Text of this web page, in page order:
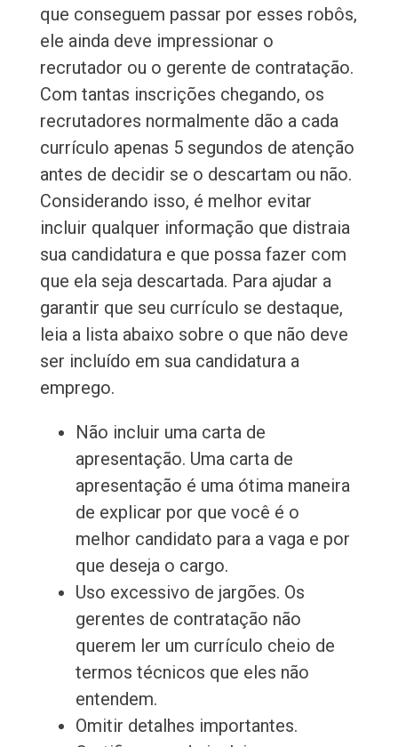
que conseguem passar por esses robôs,
ele ainda deve impressionar o
recrutador ou o gerente de contratação.
Com tantas inscrições chegando, os
recrutadores normalmente dão a cada
currículo apenas 5 segundos de atenção
antes de decidir se o descartam ou não.
Considerando isso, é melhor evitar
incluir qualquer informação que distraia
sua candidatura e que possa fazer com
que ela seja descartada. Para ajudar a
garantir que seu currículo se destaque,
leia a lista abaixo sobre o que não deve
ser incluído em sua candidatura a
emprego.
Não incluir uma carta de
apresentação. Uma carta de
apresentação é uma ótima maneira
de explicar por que você é o
melhor candidato para a vaga e por
que deseja o cargo.
Uso excessivo de jargões. Os
gerentes de contratação não
querem ler um currículo cheio de
termos técnicos que eles não
entendem.
Omitir detalhes importantes.